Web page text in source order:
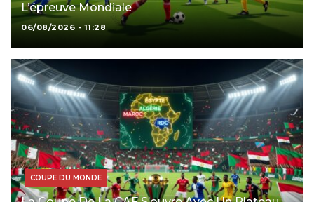
L’épreuve Mondiale
06/08/2026 - 11:28
COUPE DU MONDE